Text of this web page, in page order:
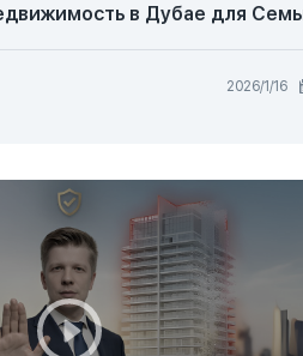
в Дубае для
16‏/1‏/2026